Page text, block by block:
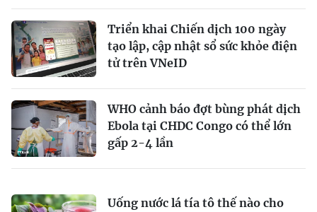
Triển khai Chiến dịch 100 ngày
tạo lập, cập nhật sổ sức khỏe điện
tử trên VNeID
WHO cảnh báo đợt bùng phát dịch
Ebola tại CHDC Congo có thể lớn
gấp 2-4 lần
Uống nước lá tía tô thế nào cho